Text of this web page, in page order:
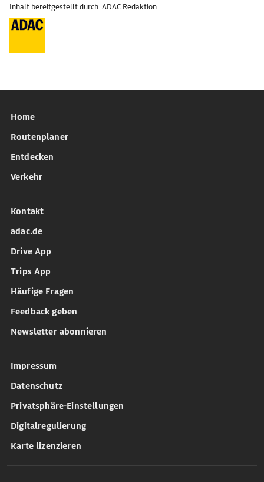
Inhalt bereitgestellt durch: ADAC Redaktion
Home
Routenplaner
Entdecken
Verkehr
Kontakt
adac.de
Drive App
Trips App
Häufige Fragen
Feedback geben
Newsletter abonnieren
Impressum
Datenschutz
Privatsphäre-Einstellungen
Digitalregulierung
Karte lizenzieren